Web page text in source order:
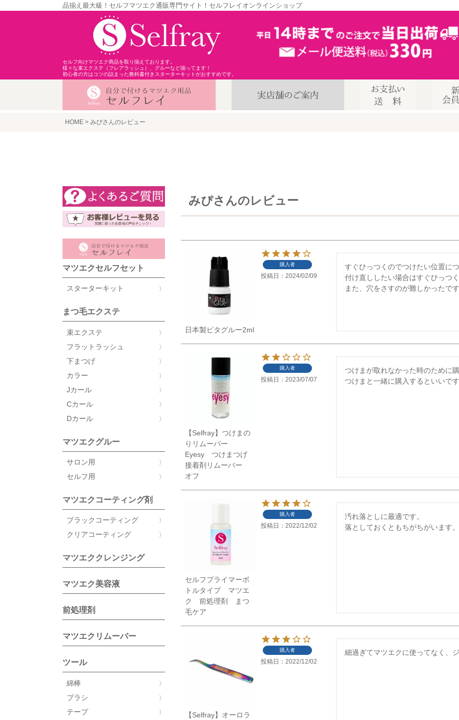
品揃え最大級！セルフマツエク通販専門サイト！セルフレイオンラインショップ
セルフ向けマツエク商品を取り揃えております。
様々な束エクステ（フレアラッシュ）、グルーなど揃ってます！
初心者の方はコツの詰まった教科書付きスターターキットがおすすめです。
HOME みぴさんのレビュー
マツエクセルフセット
スターターキット
まつ毛エクステ
束エクステ
フラットラッシュ
下まつげ
カラー
Jカール
Cカール
Dカール
マツエクグルー
サロン用
セルフ用
マツエクコーティング剤
ブラックコーティング
クリアコーティング
マツエククレンジング
マツエク美容液
前処理剤
マツエクリムーバー
ツール
綿棒
ブラシ
テープ
みぴさんのレビュー
日本製ピタグルー2ml
購入者
投稿日 2024/02/09
すぐひっつくのでつけたい位置につ
付け直ししたい場合はすぐひっつ
また、穴をさすのが難しかったです
【Selfray】つけまの
りリムーバー
Eyesy つけまつげ
接着剤リムーバー
オフ
購入者
投稿日 2023/07/07
つけまが取れなかった時のために購
つけまと一緒に購入するといいです
セルフプライマーボ
トルタイプ マツエ
ク 前処理剤 まつ
毛ケア
購入者
投稿日 2022/12/02
汚れ落としに最適です。
落としておくともちがちがいます。
【Selfray】オーロラ
購入者
投稿日 2022/12/02
細過ぎてマツエクに使ってなく、